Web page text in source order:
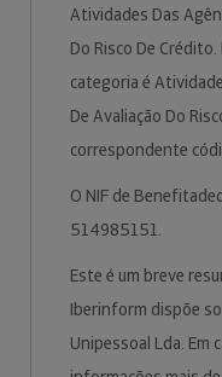
Atividades Das
Do Risco De
categoria é
De Avaliação Do
correspondente
O NIF de
514985151.
Este é um breve
Iberinform dispõe
Unipessoal Lda. Em